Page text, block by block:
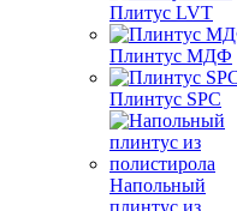
Плитус LVT
Плинтус МДФ
Плинтус SPC
Напольный
плинтус из